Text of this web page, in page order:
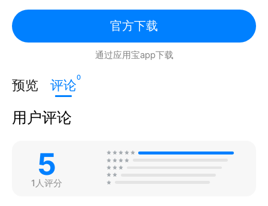
官方下载
通过应用宝app下载
预览 评论0
用户评论
5
1人评分